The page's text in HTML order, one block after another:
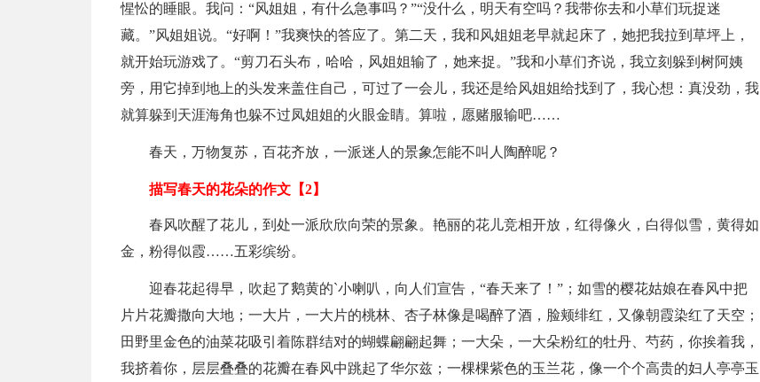
惺忪的睡眼。我问：“风姐姐，有什么急事吗？”“没什么，明天有空吗？我带你去和小草们玩捉迷
藏。”风姐姐说。“好啊！”我爽快的答应了。第二天，我和风姐姐老早就起床了，她把我拉到草坪上，
就开始玩游戏了。“剪刀石头布，哈哈，风姐姐输了，她来捉。”我和小草们齐说，我立刻躲到树阿姨
旁，用它掉到地上的头发来盖住自己，可过了一会儿，我还是给风姐姐给找到了，我心想：真没劲，我
就算躲到天涯海角也躲不过凤姐姐的火眼金睛。算啦，愿赌服输吧……
春天，万物复苏，百花齐放，一派迷人的景象怎能不叫人陶醉呢？
描写春天的花朵的作文【2】
春风吹醒了花儿，到处一派欣欣向荣的景象。艳丽的花儿竞相开放，红得像火，白得似雪，黄得如
金，粉得似霞……五彩缤纷。
迎春花起得早，吹起了鹅黄的`小喇叭，向人们宣告，“春天来了！”；如雪的樱花姑娘在春风中把
片片花瓣撒向大地；一大片，一大片的桃林、杏子林像是喝醉了酒，脸颊绯红，又像朝霞染红了天空；
田野里金色的油菜花吸引着陈群结对的蝴蝶翩翩起舞；一大朵，一大朵粉红的牡丹、芍药，你挨着我，
我挤着你，层层叠叠的花瓣在春风中跳起了华尔兹；一棵棵紫色的玉兰花，像一个个高贵的妇人亭亭玉